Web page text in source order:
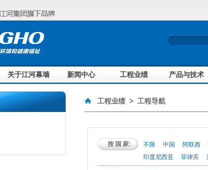
关于江河幕墙 新闻中心 工程业绩 产品与技术
工程业绩> 工程导航
按 国 家: 不限 中国 阿联酋
印度尼西亚
菲律宾